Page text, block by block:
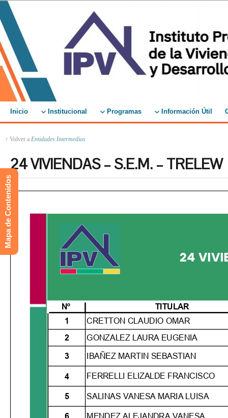
Inicio Institucional Programas Información Útil
↑ Volver a Entidades Intermedias
24 VIVIENDAS – S.E.M. – TRELEW
Mapa de Contenidos